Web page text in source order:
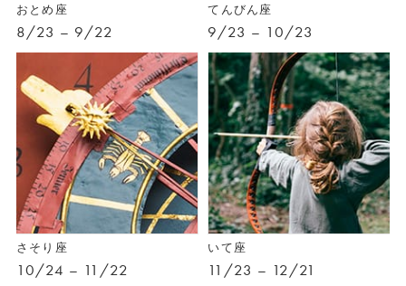
おとめ座
8/23 – 9/22
てんびん座
9/23 – 10/23
さそり座
10/24 – 11/22
いて座
11/23 – 12/21